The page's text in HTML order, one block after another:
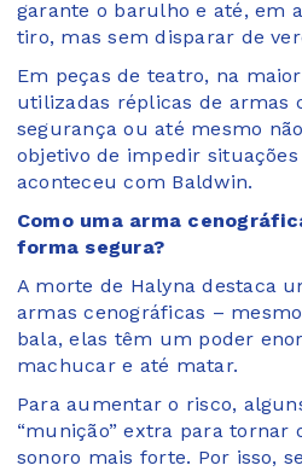
garante o barulho e até, em
tiro, mas sem disparar de
Em peças de teatro, na
utilizadas réplicas de armas
segurança ou até mesmo
objetivo de impedir
aconteceu com Baldwin.
Como uma arma
forma segura?
A morte de Halyna destaca
armas cenográficas –
bala, elas têm um poder
machucar e até matar.
Para aumentar o risco,
“munição” extra para tornar
sonoro mais forte. Por isso,